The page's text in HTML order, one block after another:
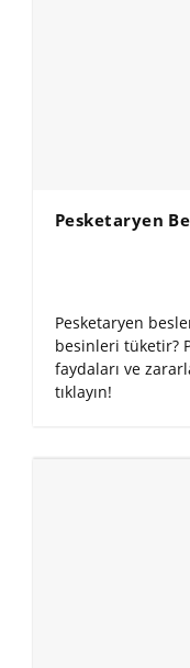
Pesketaryen
Pesketaryen
besinleri tüketir?
faydaları ve
tıklayın!